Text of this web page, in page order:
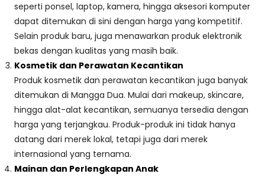
seperti ponsel, laptop, kamera, hingga aksesori komputer
dapat ditemukan di sini dengan harga yang kompetitif.
Selain produk baru, juga menawarkan produk elektronik
bekas dengan kualitas yang masih baik.
Kosmetik dan Perawatan Kecantikan
Produk kosmetik dan perawatan kecantikan juga banyak
ditemukan di Mangga Dua. Mulai dari makeup, skincare,
hingga alat-alat kecantikan, semuanya tersedia dengan
harga yang terjangkau. Produk-produk ini tidak hanya
datang dari merek lokal, tetapi juga dari merek
internasional yang ternama.
Mainan dan Perlengkapan Anak